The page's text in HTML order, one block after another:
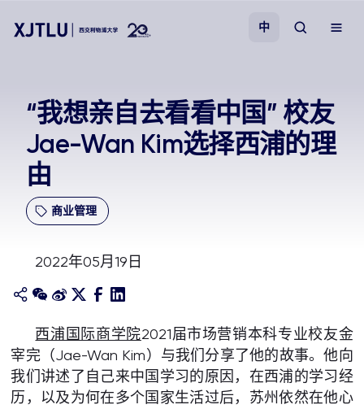
招生
科研
关于我们
中
“我想亲自去看看中国” 校友
Jae-Wan Kim选择西浦的理
由
商业管理
2022年05月19日
西浦国际商学院2021届市场营销本科专业校友金
宰完（Jae-Wan Kim）与我们分享了他的故事。他向
我们讲述了自己来中国学习的原因，在西浦的学习经
历，以及为何在多个国家生活过后，苏州依然在他心